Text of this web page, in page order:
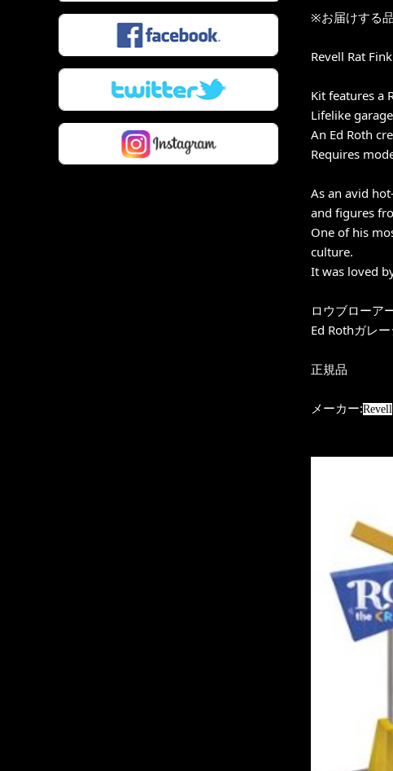
※お届けする
Revell Rat
Kit features a
Lifelike
An Ed Roth
Requires
As an avid
and figures
One of his
culture.
It was loved
ロウブローア
Ed Rothガレ
正規品
メーカー:Revell